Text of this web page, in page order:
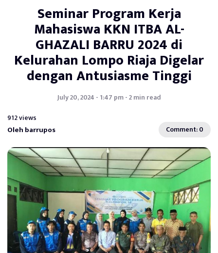
Seminar Program Kerja
Mahasiswa KKN ITBA AL-
GHAZALI BARRU 2024 di
Kelurahan Lompo Riaja Digelar
dengan Antusiasme Tinggi
July 20, 2024 - 1:47 pm - 2 min read
912 views
Oleh barrupos Comment: 0